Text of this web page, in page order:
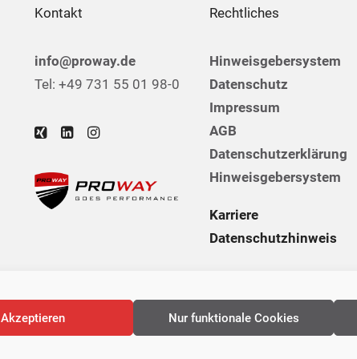
Akzeptieren Nur funktionale Cookies
Kontakt
info@proway.de
Tel: +49 731 55 01 98-0
Rechtliches
Hinweisgebersystem
Datenschutz
Impressum
AGB
Datenschutzerklärung
Hinweisgebersystem
Karriere
Datenschutzhinweis